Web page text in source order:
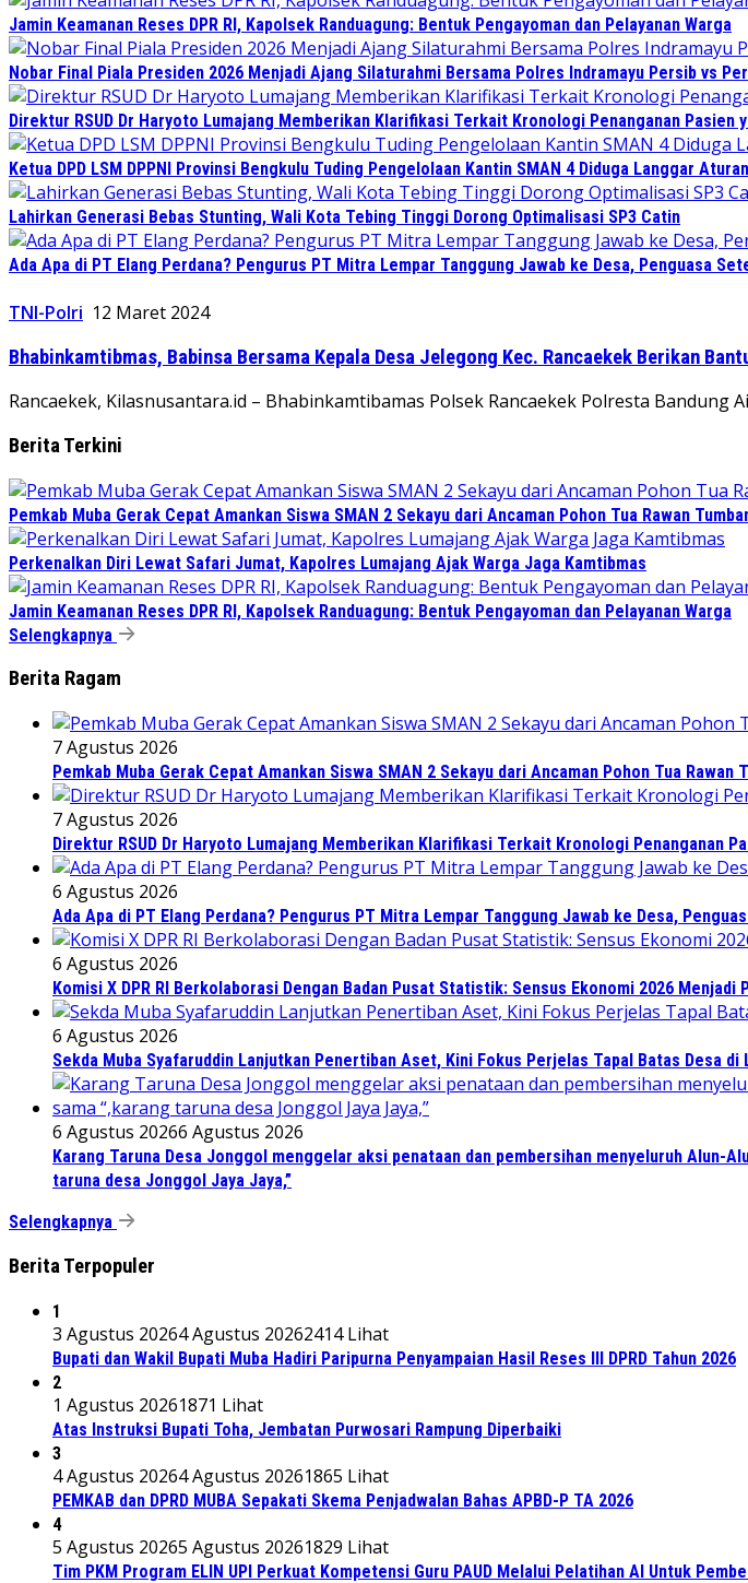
Jamin Keamanan Reses DPR RI, Kapolsek Randuagung: Bentuk Pengayoman dan Pelayanan Warga
Nobar Final Piala Presiden 2026 Menjadi Ajang Silaturahmi Bersama Polres Indramayu Persib vs
Direktur RSUD Dr Haryoto Lumajang Memberikan Klarifikasi Terkait Kronologi Penanganan Pasien
Ketua DPD LSM DPPNI Provinsi Bengkulu Tuding Pengelolaan Kantin SMAN 4 Diduga Langgar
Lahirkan Generasi Bebas Stunting, Wali Kota Tebing Tinggi Dorong Optimalisasi SP3 Catin
Ada Apa di PT Elang Perdana? Pengurus PT Mitra Lempar Tanggung Jawab ke Desa, Penguasa
TNI-Polri 12 Maret 2024
Bhabinkamtibmas, Babinsa Bersama Kepala Desa Jelegong Kec. Rancaekek Berikan
Rancaekek, Kilasnusantara.id – Bhabinkamtibamas Polsek Rancaekek Polresta Bandung
Berita Terkini
Pemkab Muba Gerak Cepat Amankan Siswa SMAN 2 Sekayu dari Ancaman Pohon Tua Rawan
Perkenalkan Diri Lewat Safari Jumat, Kapolres Lumajang Ajak Warga Jaga Kamtibmas
Jamin Keamanan Reses DPR RI, Kapolsek Randuagung: Bentuk Pengayoman dan Pelayanan Warga
Selengkapnya
Berita Ragam
7 Agustus 2026
Pemkab Muba Gerak Cepat Amankan Siswa SMAN 2 Sekayu dari Ancaman Pohon Tua Rawan
7 Agustus 2026
Direktur RSUD Dr Haryoto Lumajang Memberikan Klarifikasi Terkait Kronologi Penanganan
6 Agustus 2026
Ada Apa di PT Elang Perdana? Pengurus PT Mitra Lempar Tanggung Jawab ke Desa,
6 Agustus 2026
Komisi X DPR RI Berkolaborasi Dengan Badan Pusat Statistik: Sensus Ekonomi 2026 Menjadi
6 Agustus 2026
Sekda Muba Syafaruddin Lanjutkan Penertiban Aset, Kini Fokus Perjelas Tapal Batas Desa di
6 Agustus 20266 Agustus 2026
Karang Taruna Desa Jonggol menggelar aksi penataan dan pembersihan menyeluruh
taruna desa Jonggol Jaya Jaya,”
Selengkapnya
Berita Terpopuler
1
3 Agustus 20264 Agustus 20262414 Lihat
Bupati dan Wakil Bupati Muba Hadiri Paripurna Penyampaian Hasil Reses III DPRD Tahun 2026
2
1 Agustus 20261871 Lihat
Atas Instruksi Bupati Toha, Jembatan Purwosari Rampung Diperbaiki
3
4 Agustus 20264 Agustus 20261865 Lihat
PEMKAB dan DPRD MUBA Sepakati Skema Penjadwalan Bahas APBD-P TA 2026
4
5 Agustus 20265 Agustus 20261829 Lihat
Tim PKM Program ELIN UPI Perkuat Kompetensi Guru PAUD Melalui Pelatihan AI Untuk